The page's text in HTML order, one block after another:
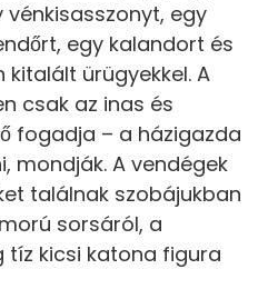
egy
egy kalandort és
ürügyekkel. A
csak az inas és
fogadja – a házigazda
mondják. A vendégek
találnak szobájukban
sorsáról, a
kicsi katona figura